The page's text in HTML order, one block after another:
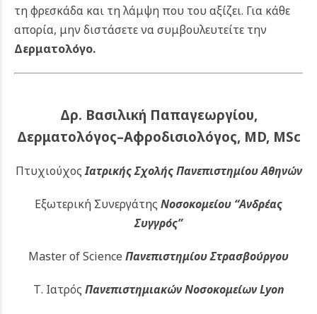
τη φρεσκάδα και τη λάμψη που του αξίζει. Για κάθε
απορία, μην διστάσετε να συμβουλευτείτε την
Δερματολόγο.
Δρ. Βασιλική Παπαγεωργίου,
Δερματολόγος–Αφροδισιολόγος, MD, MSc
ΠτυχιούχοςΙατρικής Σχολής Πανεπιστημίου Αθηνών
Εξωτερική Συνεργάτης Νοσοκομείου “Ανδρέας
Συγγρός”
Master of Science Πανεπιστημίου Στρασβούργου
Τ. Ιατρός Πανεπιστημιακών Νοσοκομείων Lyon